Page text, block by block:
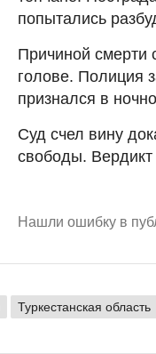
попытались
Причиной смерти
голове. Полиция
признался в
Суд счел вину
свободы.
Нашли ошибку в
Туркестанская область